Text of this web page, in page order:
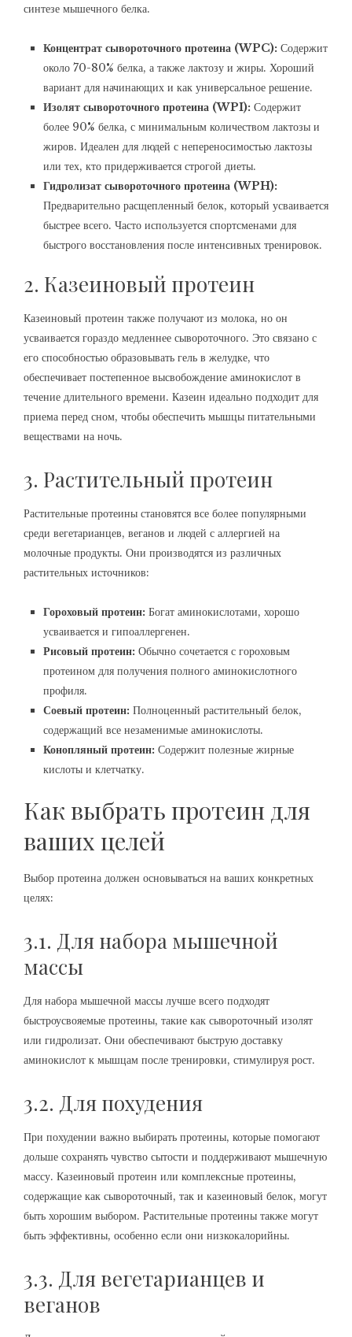
синтезе мышечного белка.
Концентрат сывороточного протеина (WPC): Содержит
около 70-80% белка, а также лактозу и жиры. Хороший
вариант для начинающих и как универсальное решение.
Изолят сывороточного протеина (WPI): Содержит
более 90% белка, с минимальным количеством лактозы и
жиров. Идеален для людей с непереносимостью лактозы
или тех, кто придерживается строгой диеты.
Гидролизат сывороточного протеина (WPH):
Предварительно расщепленный белок, который усваивается
быстрее всего. Часто используется спортсменами для
быстрого восстановления после интенсивных тренировок.
2. Казеиновый протеин
Казеиновый протеин также получают из молока, но он
усваивается гораздо медленнее сывороточного. Это связано с
его способностью образовывать гель в желудке, что
обеспечивает постепенное высвобождение аминокислот в
течение длительного времени. Казеин идеально подходит для
приема перед сном, чтобы обеспечить мышцы питательными
веществами на ночь.
3. Растительный протеин
Растительные протеины становятся все более популярными
среди вегетарианцев, веганов и людей с аллергией на
молочные продукты. Они производятся из различных
растительных источников:
Гороховый протеин: Богат аминокислотами, хорошо
усваивается и гипоаллергенен.
Рисовый протеин: Обычно сочетается с гороховым
протеином для получения полного аминокислотного
профиля.
Соевый протеин: Полноценный растительный белок,
содержащий все незаменимые аминокислоты.
Конопляный протеин: Содержит полезные жирные
кислоты и клетчатку.
Как выбрать протеин для
ваших целей
Выбор протеина должен основываться на ваших конкретных
целях:
3.1. Для набора мышечной
массы
Для набора мышечной массы лучше всего подходят
быстроусвояемые протеины, такие как сывороточный изолят
или гидролизат. Они обеспечивают быструю доставку
аминокислот к мышцам после тренировки, стимулируя рост.
3.2. Для похудения
При похудении важно выбирать протеины, которые помогают
дольше сохранять чувство сытости и поддерживают мышечную
массу. Казеиновый протеин или комплексные протеины,
содержащие как сывороточный, так и казеиновый белок, могут
быть хорошим выбором. Растительные протеины также могут
быть эффективны, особенно если они низкокалорийны.
3.3. Для вегетарианцев и
веганов